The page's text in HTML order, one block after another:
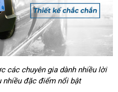
các chuyên gia dành nhiều lời
nhiều đặc điểm nổi bật